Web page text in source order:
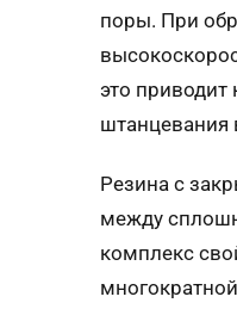
поры. При
это приводит
штанцевания
Резина с
между
комплекс